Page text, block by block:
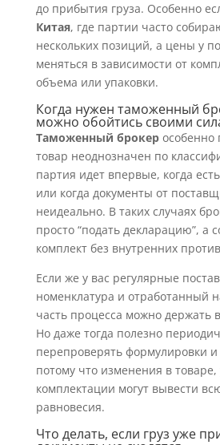
до прибытия груза. Особенно
Китая, где партии часто
нескольких позиций, а цены у
меняться в зависимости от
объема или упаковки.
Когда нужен таможенный
можно обойтись своими
Таможенный брокерособенно
товар неоднозначен по
партия идет впервые, когда
или когда документы от
неидеально. В таких случаях
просто “подать декларацию”, а
комплект без внутренних
Если же у вас регулярные
номенклатура и отработанный
часть процесса можно держать
Но даже тогда полезно
перепроверять формулировки
потому что изменения в товаре,
комплектации могут вывести
равновесия.
Что делать, если груз уже